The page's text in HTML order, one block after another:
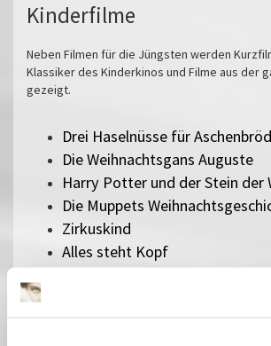
Kinderfilme
Neben Filmen für die Jüngsten werden
Klassiker des Kinderkinos und Filme aus der
gezeigt.
Drei Haselnüsse für
Die Weihnachtsgans Auguste
Harry Potter und der Stein der
Die Muppets
Zirkuskind
Alles steht Kopf